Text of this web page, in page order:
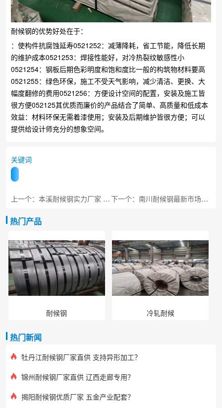
耐候钢的优势好处在于：
：使构件抗腐蚀延寿0521252：减薄降耗，省工节能，降低长期
的维护成本0521253：焊接性能好，对冷热裂纹敏感性小
0521254：钢板后期色彩明度和饱和度比一般的构筑物材料要高
0521255：绿色环保，施工不受天气影响，减少清洁、更换、大
幅度翻修的费用0521256：方便设计空间的配置，安装及施工皆
很方便052125其优质而廉价的产品结合了简单、高质量和低成本
效益：材料环保无需着漆使用；安装及后期维护皆很方便；可以
提供给设计师充分的想象空间。
关键词
上一个：本溪耐候钢实力厂家 工程专用板材 下一个：南川耐候钢最新市场价 金佛山景区专用
热门产品
耐候钢 冷轧耐候
热门新闻
牡丹江耐候钢厂家直供 支持异形加工？
锦州耐候钢厂家直供 辽西走廊专用？
揭阳耐候钢优质厂家 五金产业配套？